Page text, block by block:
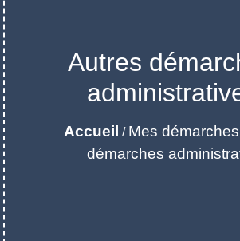
Autres
Accueil / Mes démarches
démarches